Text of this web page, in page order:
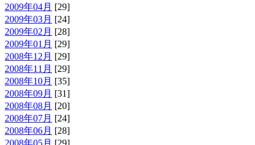
2009年04月 [29]
2009年03月 [24]
2009年02月 [28]
2009年01月 [29]
2008年12月 [29]
2008年11月 [29]
2008年10月 [35]
2008年09月 [31]
2008年08月 [20]
2008年07月 [24]
2008年06月 [28]
2008年05月 [29]